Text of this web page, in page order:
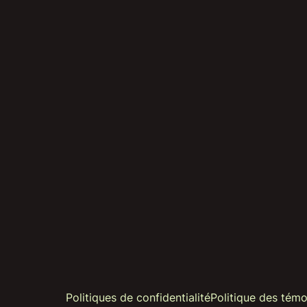
Politiques de confidentialitéPolitique des